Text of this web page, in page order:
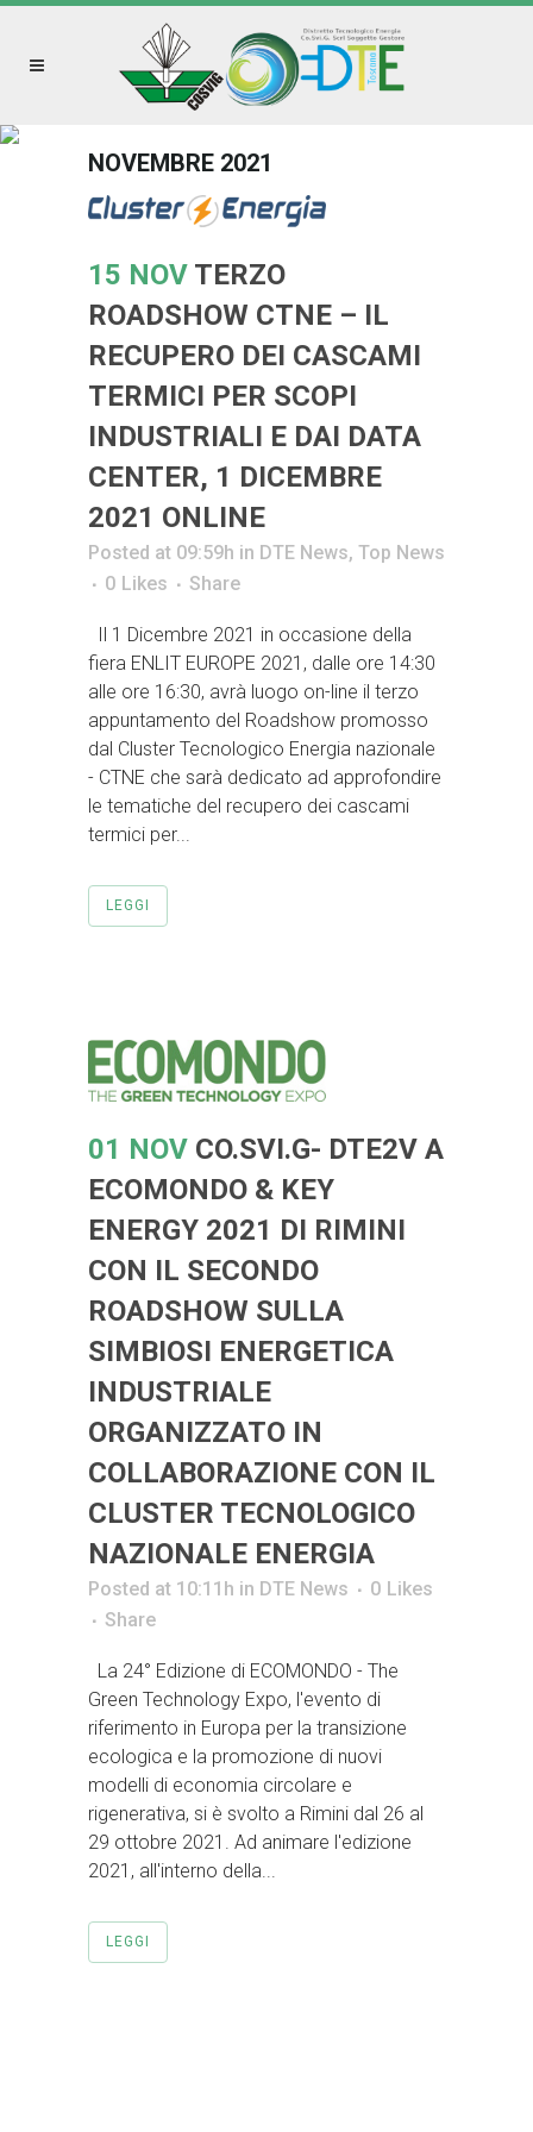
NOVEMBRE 2021
15 NOV TERZO
ROADSHOW CTNE – IL
RECUPERO DEI CASCAMI
TERMICI PER SCOPI
INDUSTRIALI E DAI DATA
CENTER, 1 DICEMBRE
2021 ONLINE
Posted at 09:59h in DTE News, Top News
0 Likes Share
Il 1 Dicembre 2021 in occasione della
fiera ENLIT EUROPE 2021, dalle ore 14:30
alle ore 16:30, avrà luogo on-line il terzo
appuntamento del Roadshow promosso
dal Cluster Tecnologico Energia nazionale
- CTNE che sarà dedicato ad approfondire
le tematiche del recupero dei cascami
termici per...
LEGGI
01 NOV CO.SVI.G- DTE2V A
ECOMONDO & KEY
ENERGY 2021 DI RIMINI
CON IL SECONDO
ROADSHOW SULLA
SIMBIOSI ENERGETICA
INDUSTRIALE
ORGANIZZATO IN
COLLABORAZIONE CON IL
CLUSTER TECNOLOGICO
NAZIONALE ENERGIA
Posted at 10:11h in DTE News 0 Likes
Share
La 24° Edizione di ECOMONDO - The
Green Technology Expo, l'evento di
riferimento in Europa per la transizione
ecologica e la promozione di nuovi
modelli di economia circolare e
rigenerativa, si è svolto a Rimini dal 26 al
29 ottobre 2021. Ad animare l'edizione
2021, all'interno della...
LEGGI